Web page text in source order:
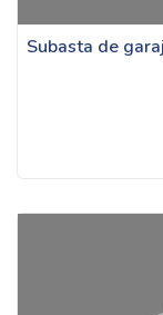
Subasta de